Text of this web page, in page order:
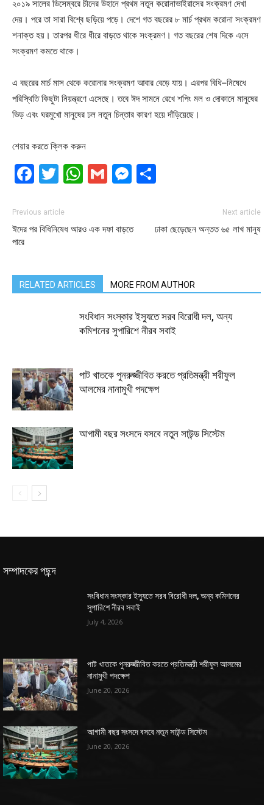
২০১৯ সালের ডিসেম্বরে চীনের উহানে প্রথম নতুন করোনাভাইরাসের সংক্রমণ দেখা
দেয়। পরে তা সারা বিশ্বে ছড়িয়ে পড়ে। দেশে গত বছরের ৮ মার্চ প্রথম করোনা সংক্রমণ
শনাক্ত হয়। তারপর ধীরে ধীরে বাড়তে থাকে সংক্রমণ। গত বছরের শেষ দিকে এসে
সংক্রমণ কমতে থাকে।
এ বছরের মার্চ মাস থেকে করোনার সংক্রমণ আবার বেড়ে যায়। এরপর বিধি–নিষেধে
পরিস্থিতি কিছুটা নিয়ন্ত্রণে এসেছে। তবে ঈদ সামনে রেখে শপিং মল ও দোকানে মানুষের
ভিড় এবং ঘরমুখো মানুষের ঢল নতুন চিন্তার কারণ হয়ে দাঁড়িয়েছে।
শেয়ার করতে ক্লিক করুন
Facebook
Twitter
WhatsApp
GmailMessenger
Previous article
ঈদের পর বিধিনিষেধ আরও এক দফা বাড়তে
পারে
Next article
ঢাকা ছেড়েছেন অন্তত ৬৫ লাখ মানুষ
RELATED ARTICLES MORE FROM AUTHOR
সংবিধান সংস্কার ইস্যুতে সরব বিরোধী দল, অন্য
কমিশনের সুপারিশে নীরব সবাই
পাট খাতকে পুনরুজ্জীবিত করতে প্রতিমন্ত্রী শরীফুল
আলমের নানামুখী পদক্ষেপ
আগামী বছর সংসদে বসবে নতুন সাউন্ড সিস্টেম
সম্পাদকের পছন্দ
সংবিধান সংস্কার ইস্যুতে সরব বিরোধী দল, অন্য কমিশনের
সুপারিশে নীরব সবাই
July 4, 2026
পাট খাতকে পুনরুজ্জীবিত করতে প্রতিমন্ত্রী শরীফুল আলমের
নানামুখী পদক্ষেপ
June 20, 2026
আগামী বছর সংসদে বসবে নতুন সাউন্ড সিস্টেম
June 20, 2026